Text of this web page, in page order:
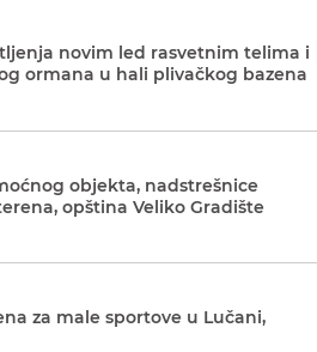
novim led rasvetnim telima i
ormana u hali plivačkog bazena
objekta, nadstrešnice
opština Veliko Gradište
za male sportove u Lučani,